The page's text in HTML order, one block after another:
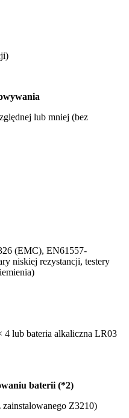
lub mniej (bez
(EMC), EN61557-
niskiej rezystancji, testery
lub bateria alkaliczna LR03
baterii (*2)
Z3210)